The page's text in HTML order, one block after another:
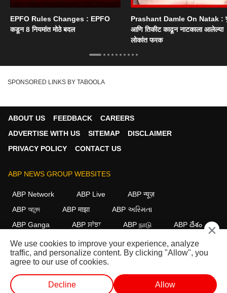
EPFO Rules Changes : EPFO
कडून 8 नियमांत मोठे बदल
Prashant Damle On Natak :
आणि तिकीट काढून नाटकाला आलेल्या
लोकांत फरक
SPONSORED LINKS BY TABOOLA
ABOUT US FEEDBACK
CAREERS
ADVERTISE WITH US
SITEMAP
DISCLAIMER
PRIVACY POLICY
CONTACT US
ABP NEWS GROUP WEBSITES
ABP Network ABP Live
ABP न्यूज़
ABP আনন্দ
ABP माझा
ABP અસ્મિતા
ABP Ganga
ABP ਸਾਂਝਾ ABP நாடு ABP దేశం
FOLLOW US
This website follows the DNPA Code of Ethics. Copyright@2026.
×
We use cookies to improve your experience, analyze
traffic, and personalize content. By clicking "Allow", you
agree to our use of cookies.
Decline Allow